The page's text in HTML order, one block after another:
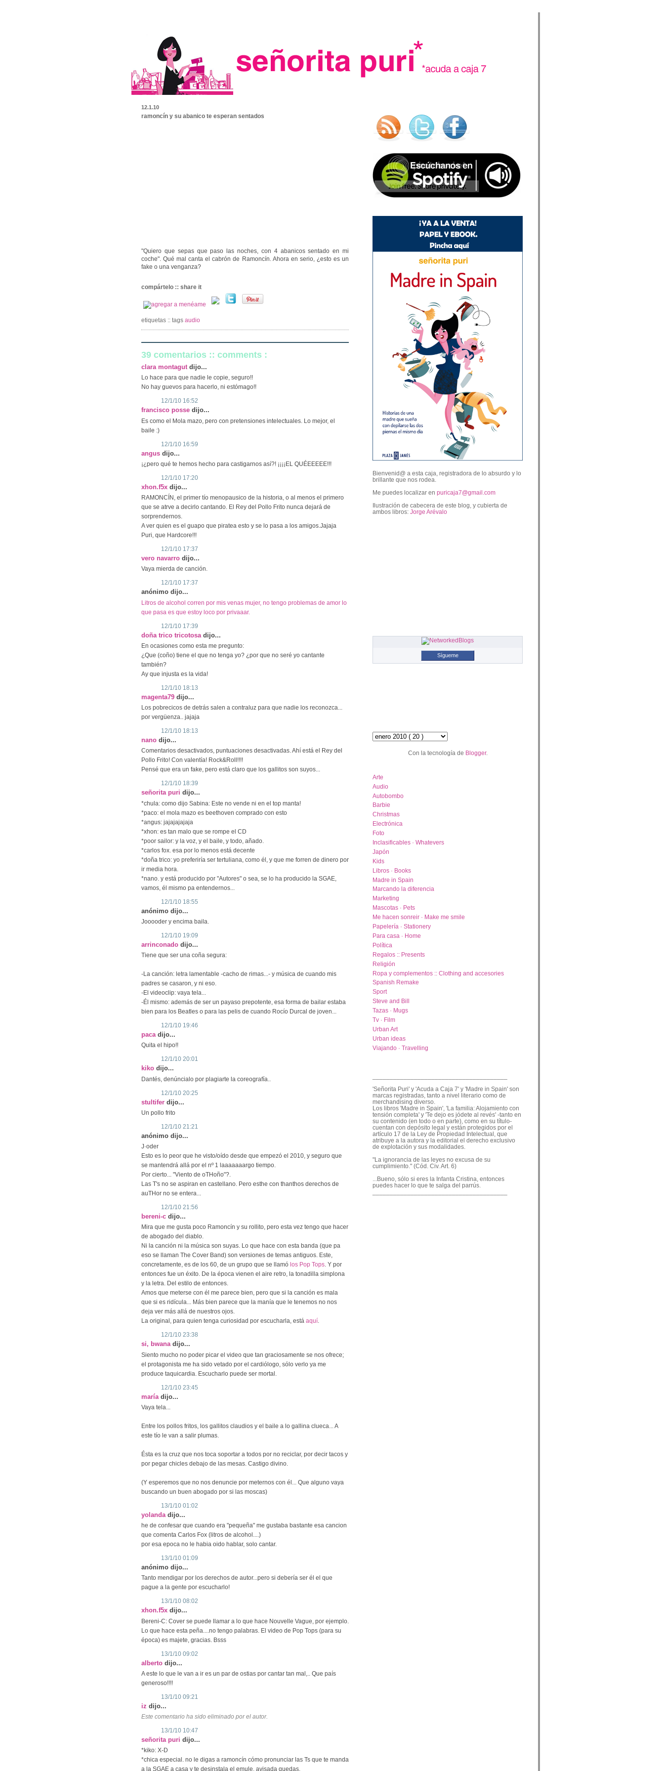
12.1.10
ramoncín y su abanico te esperan sentados
"Quiero que sepas que paso las noches, con 4 abanicos sentado en mi
coche". Qué mal canta el cabrón de Ramoncín. Ahora en serio, ¿esto es un
fake o una venganza?
compártelo :: share it
etiquetas :: tags audio
39 comentarios :: comments :
clara montagut dijo...
Lo hace para que nadie le copie, seguro!!
No hay guevos para hacerlo, ni estómago!!
12/1/10 16:52
francisco posse dijo...
Es como el Mola mazo, pero con pretensiones intelectuales. Lo mejor, el
baile :)
12/1/10 16:59
angus dijo...
¡¿pero qué te hemos hecho para castigarnos así?! ¡¡¡¡EL QUÉEEEEE!!!
12/1/10 17:20
xhon.f5x dijo...
RAMONCÍN, el primer tío menopausico de la historia, o al menos el primero
que se atrve a decirlo cantando. El Rey del Pollo Frito nunca dejará de
sorprendernos.
A ver quien es el guapo que piratea esto y se lo pasa a los amigos.Jajaja
Puri, que Hardcore!!!
12/1/10 17:37
vero navarro dijo...
Vaya mierda de canción.
12/1/10 17:37
anónimo dijo...
Litros de alcohol corren por mis venas mujer, no tengo problemas de amor lo
que pasa es que estoy loco por privaaar.
12/1/10 17:39
doña trico tricotosa dijo...
En ocasiones como esta me pregunto:
¿Que (coño) tiene el que no tenga yo? ¿por que no seré yo cantante
también?
Ay que injusta es la vida!
12/1/10 18:13
magenta79 dijo...
Los pobrecicos de detrás salen a contraluz para que nadie los reconozca...
por vergüenza.. jajaja
12/1/10 18:13
nano dijo...
Comentarios desactivados, puntuaciones desactivadas. Ahí está el Rey del
Pollo Frito! Con valentía! Rock&Roll!!!!
Pensé que era un fake, pero está claro que los gallitos son suyos...
12/1/10 18:39
señorita puri dijo...
*chula: como dijo Sabina: Este no vende ni en el top manta!
*paco: el mola mazo es beethoven comprado con esto
*angus: jajajajajaja
*xhon: es tan malo que se rompe el CD
*poor sailor: y la voz, y el baile, y todo, añado.
*carlos fox. esa por lo menos está decente
*doña trico: yo preferiría ser tertuliana, como él, y que me forren de dinero por
ir media hora.
*nano. y está producido por "Autores" o sea, se lo ha producido la SGAE,
vamos, él mismo pa entendernos...
12/1/10 18:55
anónimo dijo...
Jooooder y encima baila.
12/1/10 19:09
arrinconado dijo...
Tiene que ser una coña segura:
-La canción: letra lamentable -cacho de rimas...- y música de cuando mis
padres se casaron, y ni eso.
-El videoclip: vaya tela...
-Él mismo: además de ser un payaso prepotente, esa forma de bailar estaba
bien para los Beatles o para las pelis de cuando Rocío Durcal de joven...
12/1/10 19:46
paca dijo...
Quita el hipo!!
12/1/10 20:01
kiko dijo...
Dantés, denúncialo por plagiarte la coreografía..
12/1/10 20:25
stultifer dijo...
Un pollo frito
12/1/10 21:21
anónimo dijo...
J·oder
Esto es lo peor que he visto/oído desde que empezó el 2010, y seguro que
se mantendrá allá por el nº 1 laaaaaaargo tiempo.
Por cierto... "Viento de oTHoño"?.
Las T's no se aspiran en castellano. Pero esthe con thanthos derechos de
auTHor no se entera...
12/1/10 21:56
bereni-c dijo...
Mira que me gusta poco Ramoncín y su rollito, pero esta vez tengo que hacer
de abogado del diablo.
Ni la canción ni la música son suyas. Lo que hace con esta banda (que pa
eso se llaman The Cover Band) son versiones de temas antiguos. Este,
concretamente, es de los 60, de un grupo que se llamó los Pop Tops. Y por
entonces fue un éxito. De la época vienen el aire retro, la tonadilla simplona
y la letra. Del estilo de entonces.
Amos que meterse con él me parece bien, pero que si la canción es mala
que si es ridícula... Más bien parece que la manía que le tenemos no nos
deja ver más allá de nuestros ojos.
La original, para quien tenga curiosidad por escucharla, está aquí.
12/1/10 23:38
si, bwana dijo...
Siento mucho no poder picar el video que tan graciosamente se nos ofrece;
el protagonista me ha sido vetado por el cardiólogo, sólo verlo ya me
produce taquicardia. Escucharlo puede ser mortal.
12/1/10 23:45
maría dijo...
Vaya tela...
Entre los pollos fritos, los gallitos claudios y el baile a lo gallina clueca... A
este tío le van a salir plumas.
Ésta es la cruz que nos toca soportar a todos por no reciclar, por decir tacos y
por pegar chicles debajo de las mesas. Castigo divino.
(Y esperemos que no nos denuncie por meternos con él... Que alguno vaya
buscando un buen abogado por si las moscas)
13/1/10 01:02
yolanda dijo...
he de confesar que cuando era "pequeña" me gustaba bastante esa cancion
que comenta Carlos Fox (litros de alcohol....)
por esa epoca no le habia oido hablar, solo cantar.
13/1/10 01:09
anónimo dijo...
Tanto mendigar por los derechos de autor...pero si debería ser él el que
pague a la gente por escucharlo!
13/1/10 08:02
xhon.f5x dijo...
Bereni-C: Cover se puede llamar a lo que hace Nouvelle Vague, por ejemplo.
Lo que hace esta peña....no tengo palabras. El video de Pop Tops (para su
época) es majete, gracias. Bsss
13/1/10 09:02
alberto dijo...
A este lo que le van a ir es un par de ostias por cantar tan mal,.. Que país
generoso!!!!
13/1/10 09:21
iz dijo...
Este comentario ha sido eliminado por el autor.
13/1/10 10:47
señorita puri dijo...
*kiko: X-D
*chica especial. no le digas a ramoncín cómo pronunciar las Ts que te manda
a la SGAE a casa y te desinstala el emule. avisada quedas.
Bienvenid@ a esta caja, registradora de lo absurdo y lo
brillante que nos rodea.
Me puedes localizar en puricaja7@gmail.com
Ilustración de cabecera de este blog, y cubierta de
ambos libros: Jorge Arévalo
Sígueme
Con la tecnología de Blogger.
Arte
Audio
Autobombo
Barbie
Christmas
Electrónica
Foto
Inclasificables · Whatevers
Japón
Kids
Libros · Books
Madre in Spain
Marcando la diferencia
Marketing
Mascotas · Pets
Me hacen sonreir · Make me smile
Papelería · Stationery
Para casa · Home
Política
Regalos :: Presents
Religión
Ropa y complementos :: Clothing and accesories
Spanish Remake
Sport
Steve and Bill
Tazas · Mugs
Tv · Film
Urban Art
Urban ideas
Viajando · Travelling
'Señorita Puri' y 'Acuda a Caja 7' y 'Madre in Spain' son
marcas registradas, tanto a nivel literario como de
merchandising diverso.
Los libros 'Madre in Spain', 'La familia: Alojamiento con
tensión completa' y 'Te dejo es jódete al revés' -tanto en
su contenido (en todo o en parte), como en su título-
cuentan con depósito legal y están protegidos por el
artículo 17 de la Ley de Propiedad Intelectual, que
atribuye a la autora y la editorial el derecho exclusivo
de explotación y sus modalidades.
"La ignorancia de las leyes no excusa de su
cumplimiento." (Cód. Civ. Art. 6)
...Bueno, sólo si eres la Infanta Cristina, entonces
puedes hacer lo que te salga del parrús.